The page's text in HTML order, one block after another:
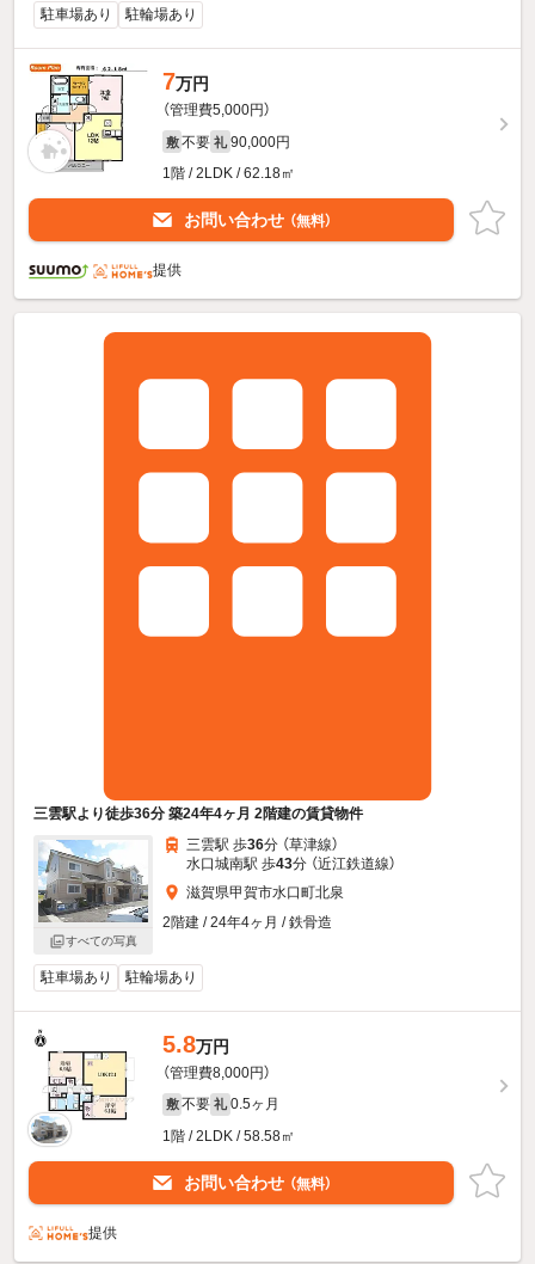
駐車場あり 駐輪場あり
7万円
（管理費5,000円）
敷 不要 礼 90,000円
1階 / 2LDK / 62.18㎡
お問い合わせ （無料）
提供
三雲駅より徒歩36分 築24年4ヶ月 2階建の賃貸物件
すべての写真
三雲駅 歩36分 （草津線）
水口城南駅 歩43分 （近江鉄道線）
滋賀県甲賀市水口町北泉
2階建 / 24年4ヶ月 / 鉄骨造
駐車場あり 駐輪場あり
5.8万円
（管理費8,000円）
敷 不要 礼 0.5ヶ月
1階 / 2LDK / 58.58㎡
お問い合わせ （無料）
提供